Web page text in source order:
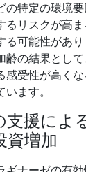
の特定の環境
るリスクが高
る可能性があり
齢の結果とし
感受性が高く
ます。
支援によ
資増加